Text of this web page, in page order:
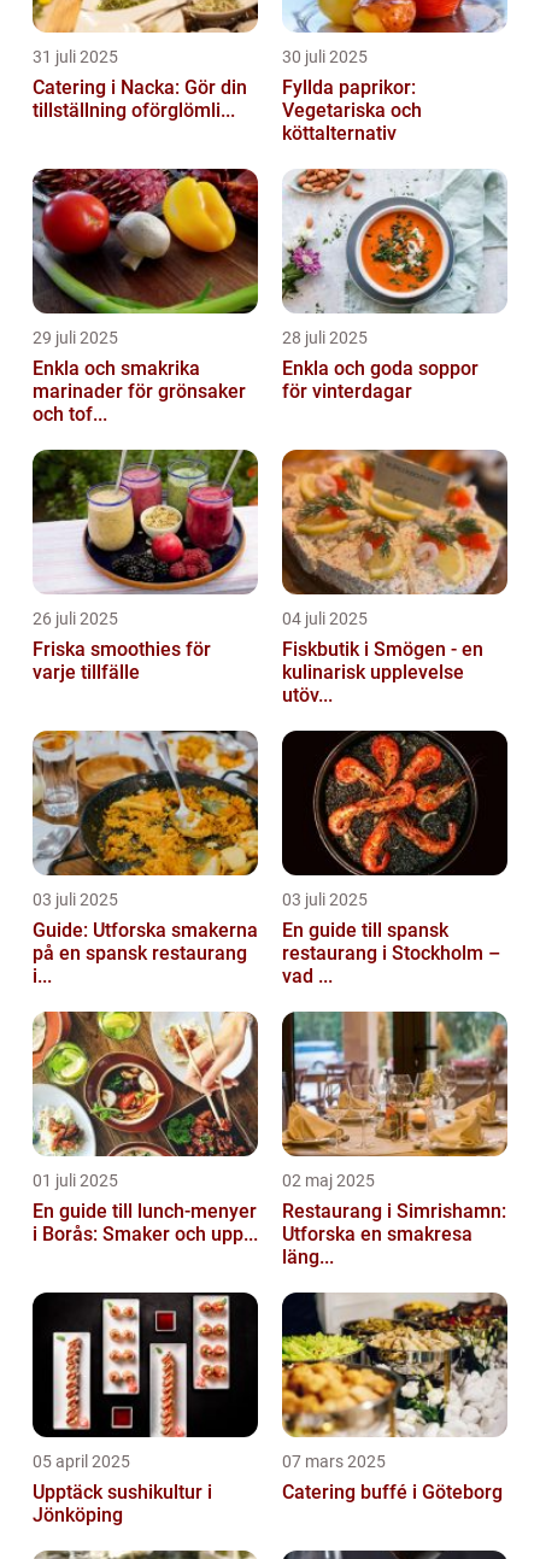
31 juli 2025
Catering i Nacka: Gör din
tillställning oförglömli...
30 juli 2025
Fyllda paprikor:
Vegetariska och
köttalternativ
29 juli 2025
Enkla och smakrika
marinader för grönsaker
och tof...
28 juli 2025
Enkla och goda soppor
för vinterdagar
26 juli 2025
Friska smoothies för
varje tillfälle
04 juli 2025
Fiskbutik i Smögen - en
kulinarisk upplevelse
utöv...
03 juli 2025
Guide: Utforska smakerna
på en spansk restaurang
i...
03 juli 2025
En guide till spansk
restaurang i Stockholm –
vad ...
01 juli 2025
En guide till lunch-menyer
i Borås: Smaker och upp...
02 maj 2025
Restaurang i Simrishamn:
Utforska en smakresa
läng...
05 april 2025
Upptäck sushikultur i
Jönköping
07 mars 2025
Catering buffé i Göteborg